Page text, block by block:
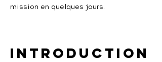
mission en quelques jours.
Introduction